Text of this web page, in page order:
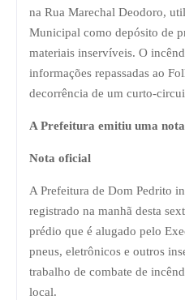
na Rua Marechal Deodoro,
Municipal como depósito de
materiais inservíveis. O
informações repassadas ao
decorrência de um curto-
A Prefeitura emitiu uma
Nota oficial
A Prefeitura de Dom Pedrito
registrado na manhã desta
prédio que é alugado pelo
pneus, eletrônicos e outros
trabalho de combate de
local.